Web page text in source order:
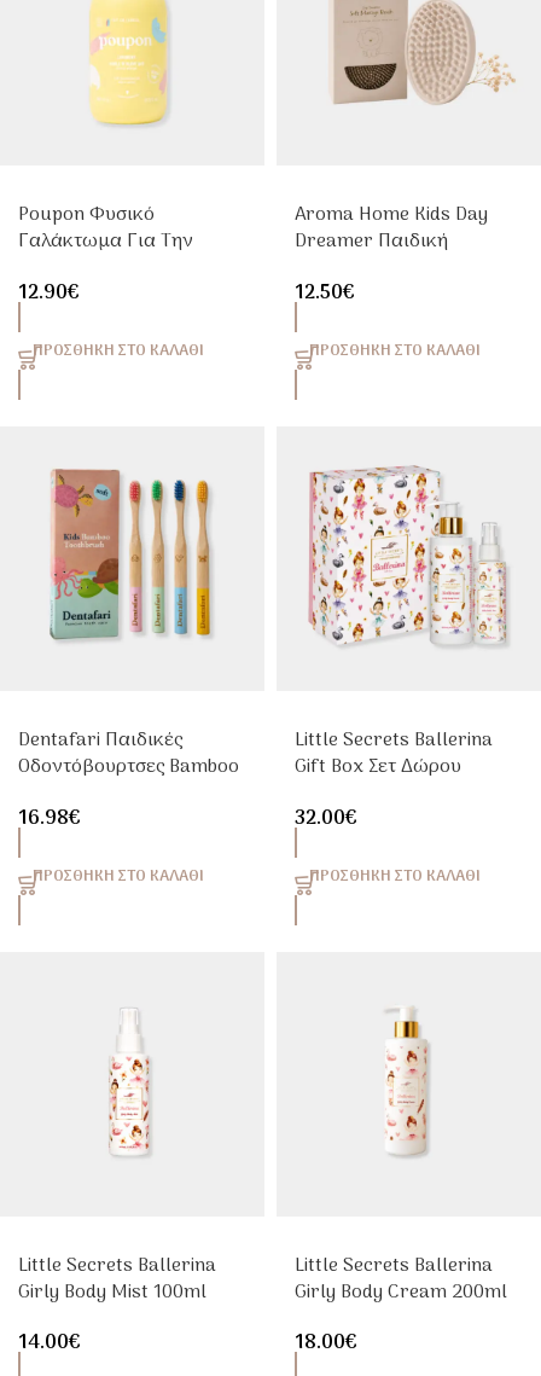
Poupon Φυσικό
Γαλάκτωμα Για Την
Βιολογικό Ελαιόλαδο &
12.90€
ΠΡΟΣΘΉΚΗ ΣΤΟ ΚΑΛΆΘΙ
Aroma Home Kids Day
Dreamer Παιδική
12.50€
ΠΡΟΣΘΉΚΗ ΣΤΟ ΚΑΛΆΘΙ
Dentafari Παιδικές
Οδοντόβουρτσες Bamboo
16.98€
ΠΡΟΣΘΉΚΗ ΣΤΟ ΚΑΛΆΘΙ
Little Secrets Ballerina
Gift Box Σετ Δώρου
32.00€
ΠΡΟΣΘΉΚΗ ΣΤΟ ΚΑΛΆΘΙ
Little Secrets Ballerina
Girly Body Mist 100ml
14.00€
Little Secrets Ballerina
Girly Body Cream 200ml
18.00€